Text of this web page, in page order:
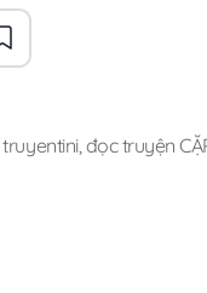
,đọc truyện